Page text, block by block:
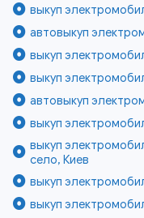
выкуп
автовыкуп
выкуп
выкуп
автовыкуп
выкуп
выкуп
село, Киев
выкуп
выкуп